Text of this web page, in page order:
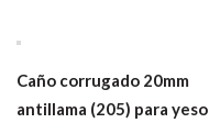
Caño corrugado 20mm
antillama (205) para yeso